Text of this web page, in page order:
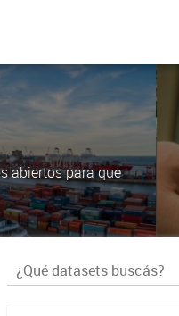
abiertos para que